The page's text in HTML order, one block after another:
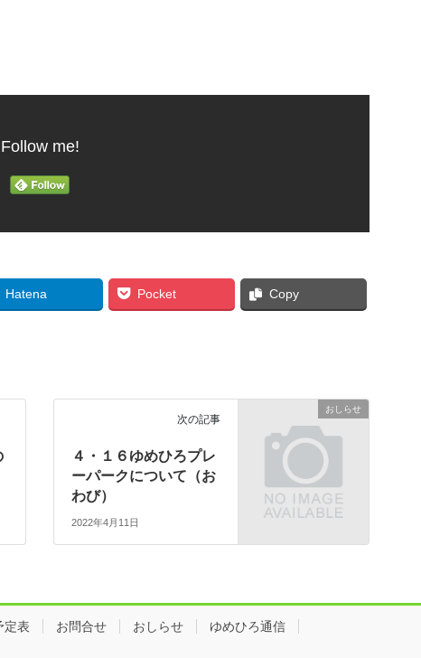
Follow me!
Hatena Pocket Copy
おしらせ
次の記事
４・１６ゆめひろプレ
ーパークについて（お
わび）
2022年4月11日
定表 お問合せ おしらせ ゆめひろ通信